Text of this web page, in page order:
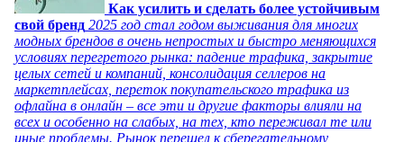
Как усилить и сделать более устойчивым
свой бренд 2025 год стал годом выживания для многих
модных брендов в очень непростых и быстро меняющихся
условиях перегретого рынка: падение трафика, закрытие
целых сетей и компаний, консолидация селлеров на
маркетплейсах, переток покупательского трафика из
офлайна в онлайн – все эти и другие факторы влияли на
всех и особенно на слабых, на тех, кто переживал те или
иные проблемы. Рынок перешел к сберегательному